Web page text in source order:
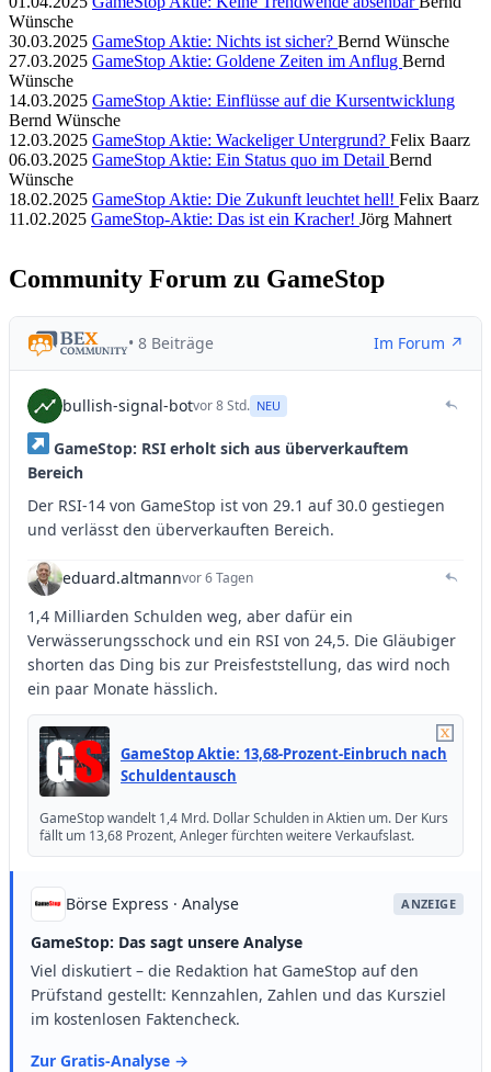
Wünsche
30.03.2025 GameStop Aktie: Nichts ist sicher? Bernd Wünsche
27.03.2025 GameStop Aktie: Goldene Zeiten im Anflug Bernd
Wünsche
14.03.2025 GameStop Aktie: Einflüsse auf die Kursentwicklung
Bernd Wünsche
12.03.2025 GameStop Aktie: Wackeliger Untergrund? Felix Baarz
06.03.2025 GameStop Aktie: Ein Status quo im Detail Bernd
Wünsche
18.02.2025 GameStop Aktie: Die Zukunft leuchtet hell! Felix Baarz
11.02.2025 GameStop-Aktie: Das ist ein Kracher! Jörg Mahnert
Community Forum zu GameStop